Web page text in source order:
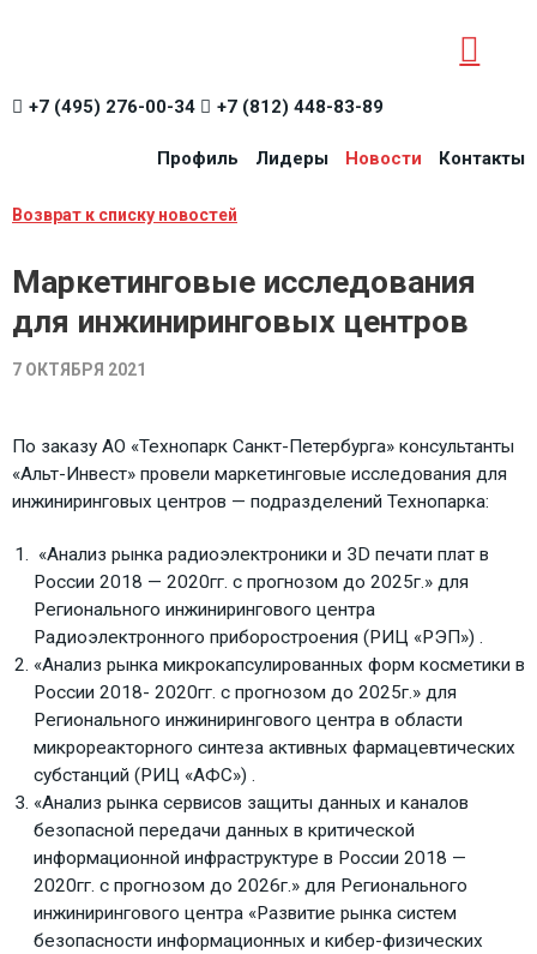
+7 (495) 276-00-34 +7 (812) 448-83-89
Профиль Лидеры Новости Контакты
Возврат к списку новостей
Маркетинговые исследования
для инжиниринговых центров
7 ОКТЯБРЯ 2021
По заказу АО «Технопарк Санкт-Петербурга» консультанты
«Альт-Инвест» провели маркетинговые исследования для
инжиниринговых центров — подразделений Технопарка:
«Анализ рынка радиоэлектроники и 3D печати плат в
России 2018 — 2020гг. с прогнозом до 2025г.» для
Регионального инжинирингового центра
Радиоэлектронного приборостроения (РИЦ «РЭП») .
«Анализ рынка микрокапсулированных форм косметики в
России 2018- 2020гг. с прогнозом до 2025г.» для
Регионального инжинирингового центра в области
микрореакторного синтеза активных фармацевтических
субстанций (РИЦ «АФС») .
«Анализ рынка сервисов защиты данных и каналов
безопасной передачи данных в критической
информационной инфраструктуре в России 2018 —
2020гг. с прогнозом до 2026г.» для Регионального
инжинирингового центра «Развитие рынка систем
безопасности информационных и кибер-физических